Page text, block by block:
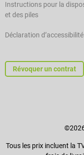
Instructions pour la
et des piles
Déclaration d’accessibilité
Révoquer un contrat
Tous les prix incluent la